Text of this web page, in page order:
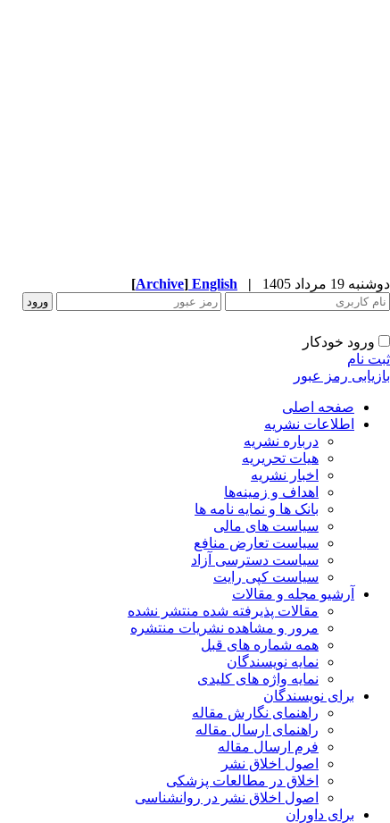
دوشنبه 19 مرداد 1405 |
English
[Archive]
ورود خودکار
ثبت نام
بازیابی رمز عبور
صفحه اصلی
اطلاعات نشریه
درباره نشریه
هیات تحریریه
اخبار نشریه
اهداف و زمینه‌ها
بانک ها و نمایه نامه ها
سیاست های مالی
سیاست تعارض منافع
سیاست دسترسی آزاد
سیاست کپی رایت
آرشیو مجله و مقالات
مقالات پذیرفته شده منتشر نشده
مرور و مشاهده نشریات منتشره
همه شماره های قبل
نمایه نویسندگان
نمایه واژه های کلیدی
برای نویسندگان
راهنمای نگارش مقاله
راهنمای ارسال مقاله
فرم ارسال مقاله
اصول اخلاق نشر
اخلاق در مطالعات پزشکی
اصول اخلاق نشر در روانشناسی
برای داوران